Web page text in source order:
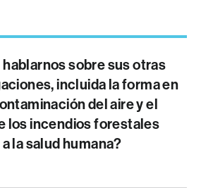
sobre sus otras
incluida la forma en
del aire y el
los incendios forestales
la salud humana?